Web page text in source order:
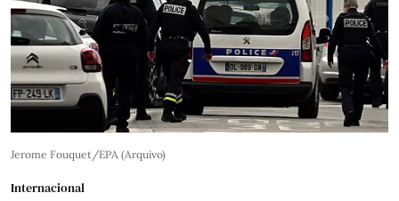
Jerome Fouquet/EPA (Arquivo)
Internacional